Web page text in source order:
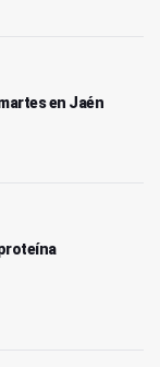
en Jaén